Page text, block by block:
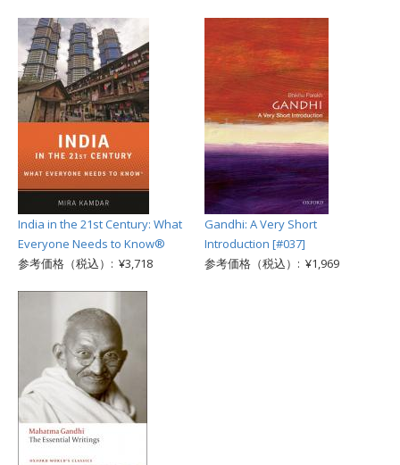
India in the 21st Century: What
Everyone Needs to Know®
参考価格（税込）: ¥3,718
Gandhi: A Very Short
Introduction [#037]
参考価格（税込）: ¥1,969